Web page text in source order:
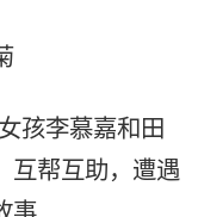
孩李慕嘉和田
互帮互助，遭遇